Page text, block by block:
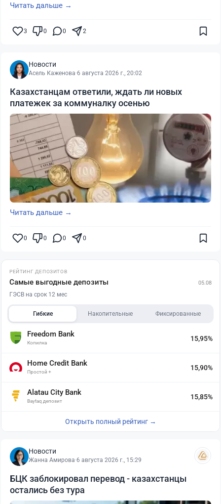
Читать дальше →
3 0 0 2
Новости
Асель Каженова·6 августа 2026 г., 20:02
Казахстанцам ответили, ждать ли новых
платежек за коммуналку осенью
Читать дальше →
0 0 0 0
РЕЙТИНГ ДЕПОЗИТОВ
Самые выгодные депозиты 05.08
ГЭСВ на срок 12 мес
Гибкие Накопительные Фиксированные
Freedom Bank
Копилка
15,95%
Home Credit Bank
Простой +
15,90%
Alatau City Bank
Baytaq депозит
15,85%
Открыть полный рейтинг →
Новости
Жанна Амирова·6 августа 2026 г., 15:29
БЦК заблокировал перевод - казахстанцы
остались без тура